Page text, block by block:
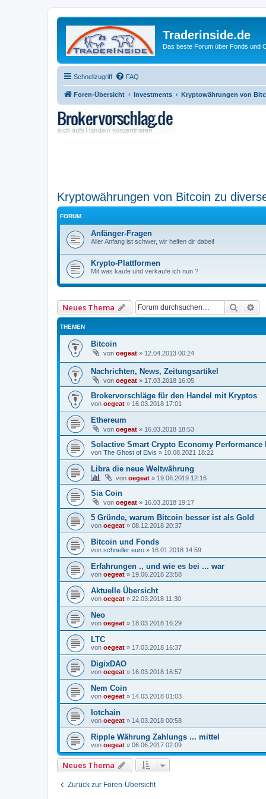
Traderinside.de
Das beste Forum über Fonds und
Schnellzugriff FAQ
Foren-Übersicht Investments Kryptowährungen von
Kryptowährungen von Bitcoin zu
FORUM
Anfänger-Fragen
Aller Anfang ist schwer, wir helfen dir dabei!
Krypto-Plattformen
Mit was kaufe und verkaufe ich nun ?
Neues Thema Suche
THEMEN
Bitcoin
von oegeat » 12.04.2013 00:24
Nachrichten, News, Zeitungsartikel
von oegeat » 17.03.2018 16:05
Brokervorschläge für den Handel mit Kryptos
von oegeat » 16.03.2018 17:01
Ethereum
von oegeat » 16.03.2018 18:53
Solactive Smart Crypto Economy Performance
von The Ghost of Elvis » 10.08.2021 18:22
Libra die neue Weltwährung
von oegeat » 19.06.2019 12:16
Sia Coin
von oegeat » 16.03.2018 19:17
5 Gründe, warum Bitcoin besser ist als Gold
von oegeat » 08.12.2018 20:37
Bitcoin und Fonds
von schneller euro » 16.01.2018 14:59
Erfahrungen ., und wie es bei ... war
von oegeat » 19.06.2018 23:58
Aktuelle Übersicht
von oegeat » 22.03.2018 11:30
Neo
von oegeat » 18.03.2018 16:29
LTC
von oegeat » 17.03.2018 16:37
DigixDAO
von oegeat » 16.03.2018 16:57
Nem Coin
von oegeat » 14.03.2018 01:03
Iotchain
von oegeat » 14.03.2018 00:58
Ripple Währung Zahlungs ... mittel
von oegeat » 06.06.2017 02:09
Neues Thema
Zurück zur Foren-Übersicht